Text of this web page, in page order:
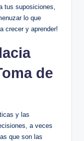
tus suposiciones,
lo que
crecer y aprender!
de
y las
a veces
que son las